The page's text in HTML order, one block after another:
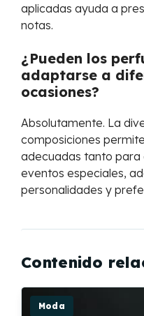
aplicadas ayuda a
notas.
¿Pueden los
adaptarse a
ocasiones?
Absolutamente. La
composiciones
adecuadas tanto para
eventos especiales,
personalidades y
Contenido
Moda